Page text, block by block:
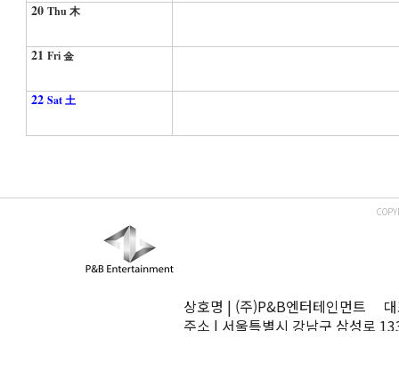
20 Thu 木
21 Fri 金
22 Sat 土
상호명 | (주)P&B엔터테인먼트
주소 | 서울특별시 강남구 삼성로